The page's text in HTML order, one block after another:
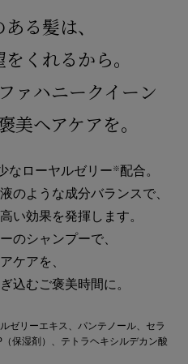
る髪は、
くれるから。
ァハニークイーン
美ヘアケアを。
なローヤルゼリー ※ 配合。
のような成分バランスで、
い効果を発揮します。
のシャンプーで、
ケアを、
込むご褒美時間に。
ゼリーエキス、パンテノール、セラ
保湿剤）、テトラヘキシルデカン酸